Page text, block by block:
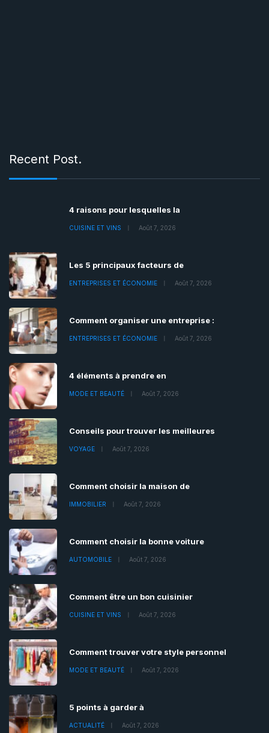
Recent Post.
4 raisons pour lesquelles la
CUISINE ET VINS Août 7, 2026
Les 5 principaux facteurs de
ENTREPRISES ET ÉCONOMIE Août 7, 2026
Comment organiser une entreprise :
ENTREPRISES ET ÉCONOMIE Août 7, 2026
4 éléments à prendre en
MODE ET BEAUTÉ Août 7, 2026
Conseils pour trouver les meilleures
VOYAGE Août 7, 2026
Comment choisir la maison de
IMMOBILIER Août 7, 2026
Comment choisir la bonne voiture
AUTOMOBILE Août 7, 2026
Comment être un bon cuisinier
CUISINE ET VINS Août 7, 2026
Comment trouver votre style personnel
MODE ET BEAUTÉ Août 7, 2026
5 points à garder à
ACTUALITÉ Août 7, 2026